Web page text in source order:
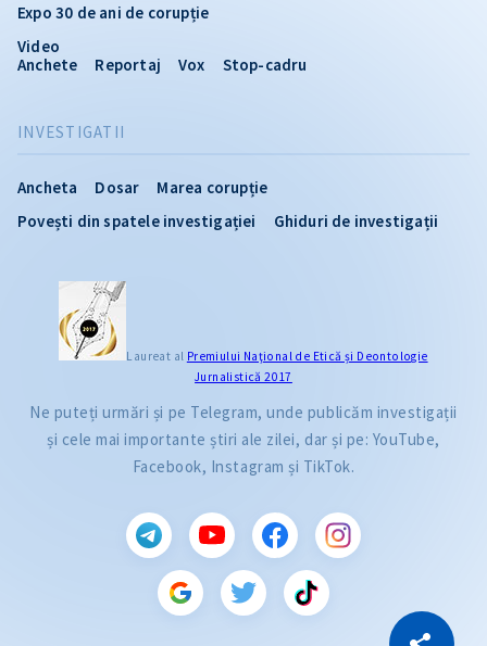
INVESTIGATII
Ancheta Dosar
Marea corupție
Povești din spatele investigației
Ghiduri de investigații
Expo 30 de ani de corupție
Video
Anchete
Reportaj Vox Stop-cadru
Laureat al Premiului Naţional de Etică și Deontologie
Jurnalistică 2017
Ne puteți urmări și pe Telegram, unde publicăm investigații
și cele mai importante știri ale zilei, dar și pe: YouTube,
Facebook, Instagram și TikTok.